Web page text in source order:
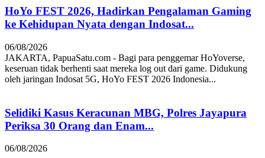
HoYo FEST 2026, Hadirkan Pengalaman Gaming
ke Kehidupan Nyata dengan Indosat...
06/08/2026
JAKARTA, PapuaSatu.com - Bagi para penggemar HoYoverse,
keseruan tidak berhenti saat mereka log out dari game. Didukung
oleh jaringan Indosat 5G, HoYo FEST 2026 Indonesia...
Selidiki Kasus Keracunan MBG, Polres Jayapura
Periksa 30 Orang dan Enam...
06/08/2026